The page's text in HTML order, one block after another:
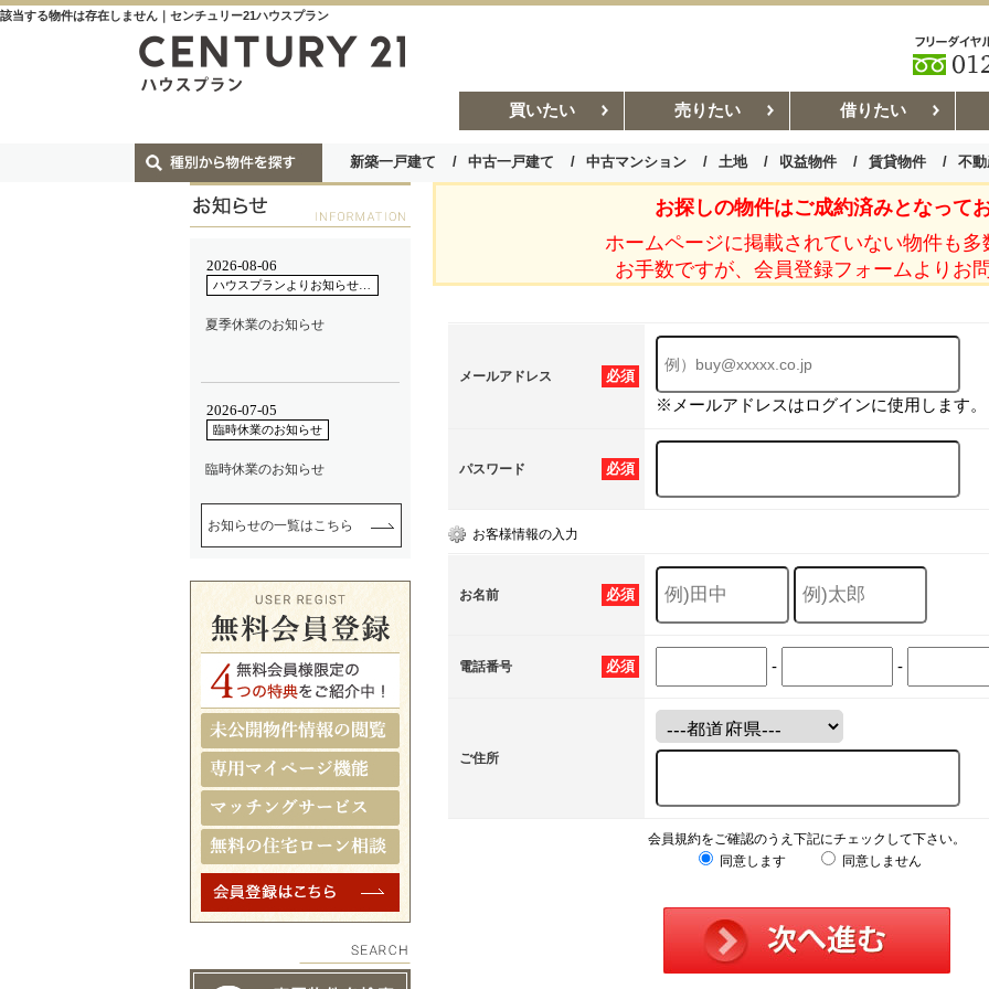
該当する物件は存在しません｜センチュリー21ハウスプラン
買いたい 売りたい 借りたい
新築一戸建て 中古一戸建て 中古マンション 土地 収益物件 賃貸物件 不
お部屋探しコラム 賃貸管理コ
お探しの物件はご成約済みとなってお
ホームページに掲載されていない物件も多
お手数ですが、会員登録フォームよりお
必須
メールアドレス
※メールアドレスはログインに使用します。
必須
パスワード
お客様情報の入力
必須
お名前
必須
電話番号 - -
ご住所
会員規約をご確認のうえ下記にチェックして下さい。
同意します
同意しません
お知らせの一覧はこちら